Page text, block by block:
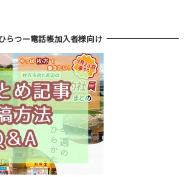
らつー電話帳加入者様向け